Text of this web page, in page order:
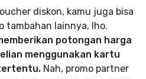
diskon, kamu juga bisa
tambahan lainnya, lho.
potongan harga
menggunakan kartu
Nah, promo partner